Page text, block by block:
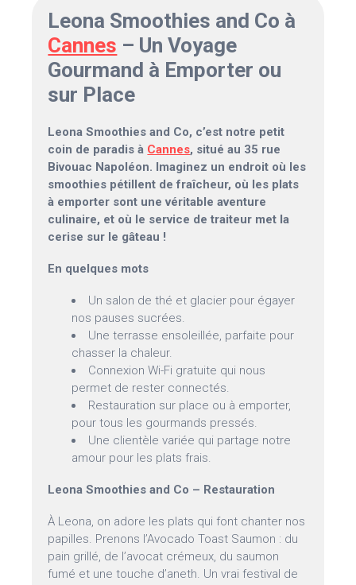
Leona Smoothies and Co à
Cannes – Un Voyage
Gourmand à Emporter ou
sur Place
Leona Smoothies and Co, c’est notre petit
coin de paradis à Cannes, situé au 35 rue
Bivouac Napoléon. Imaginez un endroit où les
smoothies pétillent de fraîcheur, où les plats
à emporter sont une véritable aventure
culinaire, et où le service de traiteur met la
cerise sur le gâteau !
En quelques mots
Un salon de thé et glacier pour égayer
nos pauses sucrées.
Une terrasse ensoleillée, parfaite pour
chasser la chaleur.
Connexion Wi-Fi gratuite qui nous
permet de rester connectés.
Restauration sur place ou à emporter,
pour tous les gourmands pressés.
Une clientèle variée qui partage notre
amour pour les plats frais.
Leona Smoothies and Co – Restauration
À Leona, on adore les plats qui font chanter nos
papilles. Prenons l’Avocado Toast Saumon : du
pain grillé, de l’avocat crémeux, du saumon
fumé et une touche d’aneth. Un vrai festival de